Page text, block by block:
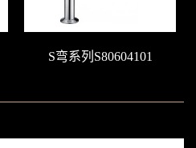
S弯系列S80604101